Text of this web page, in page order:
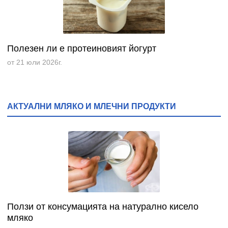
Полезен ли е протеиновият йогурт
от 21 юли 2026г.
АКТУАЛНИ МЛЯКО И МЛЕЧНИ ПРОДУКТИ
Ползи от консумацията на натурално кисело
мляко